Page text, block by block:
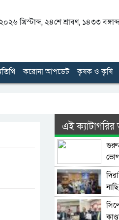
খ্রিস্টাব্দ, ২৪শে শ্রাবণ, ১৪৩৩ বঙ্গাব্দ
করোনা আপডেট কৃষক ও কৃষি
এই